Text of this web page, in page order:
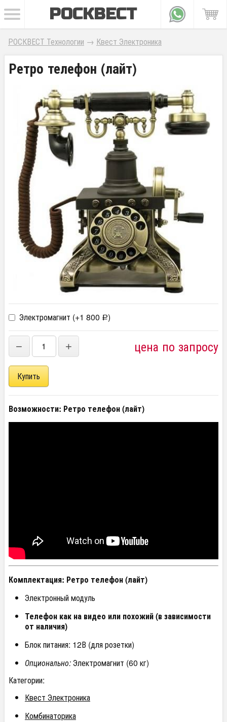
РОСКВЕСТ
РОСКВЕСТ Технологии → Квест Электроника
Ретро телефон (лайт)
Электромагнит (+1 800 Р)
− + цена по запросу
Возможности: Ретро телефон (лайт)
Комплектация: Ретро телефон (лайт)
Электронный модуль
Телефон как на видео или похожий (в зависимости
от наличия)
Блок питания: 12В (для розетки)
Опционально:Электромагнит (60 кг)
Категории:
Квест Электроника
Комбинаторика